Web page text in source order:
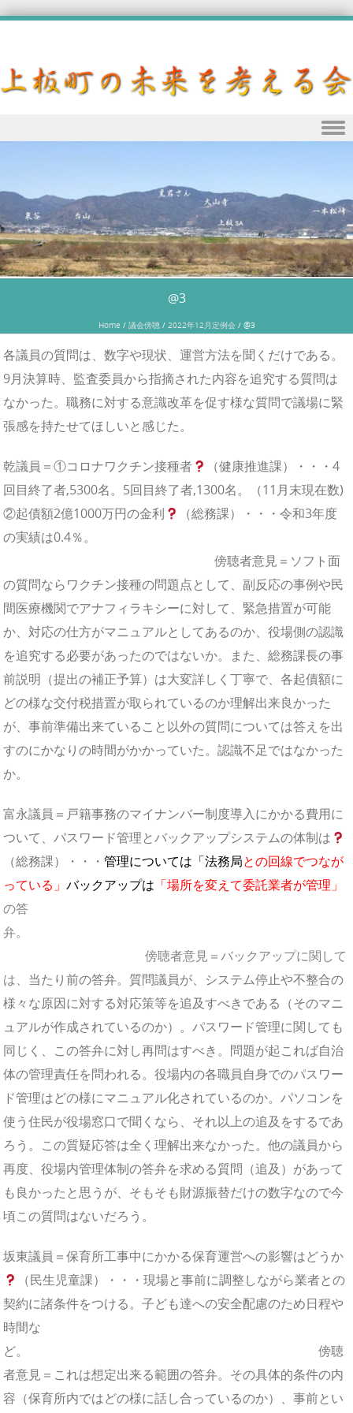
@3
Home /議会傍聴 /2022年12月定例会 /@3
各議員の質問は、数字や現状、運営方法を聞くだけである。
9月決算時、監査委員から指摘された内容を追究する質問は
なかった。職務に対する意識改革を促す様な質問で議場に緊
張感を持たせてほしいと感じた。
乾議員＝①コロナワクチン接種者
（健康推進課）・・・4
回目終了者,5300名。5回目終了者,1300名。（11月末現在数)
②起債額2億1000万円の金利
（総務課）・・・令和3年度
の実績は0.4％。
傍聴者意見＝ソフト面
の質問ならワクチン接種の問題点として、副反応の事例や民
間医療機関でアナフィラキシーに対して、緊急措置が可能
か、対応の仕方がマニュアルとしてあるのか、役場側の認識
を追究する必要があったのではないか。また、 総務課長の事
前説明（提出の補正予算）は大変詳しく丁寧で、各起債額に
どの様な交付税措置が取られているのか理解出来良かった
が、事前準備出来ていること以外の質問については答えを出
すのにかなりの時間がかかっていた。認識不足ではなかった
か。
富永議員＝戸籍事務のマイナンバー制度導入にかかる費用に
ついて、パスワード管理とバックアップシステムの体制は
（総務課）・・・ 管理については「法務局との回線でつなが
っている」 バックアップは 「場所を変えて委託業者が管理」
の答
弁。
傍聴者意見＝バックアップに関して
は、 当たり前の答弁。質問議員が、システム停止や不整合の
様々な原因に対する対応策等を追及すべきである（そのマニ
ュアルが作成されているのか）。パスワード管理に関しても
同じく、この答弁に対し再問はすべき。問題が起これば自治
体の管理責任を問われる。役場内の各職員自身でのパスワー
ド管理はどの様にマニュアル化されているのか。パソコンを
使う住民が役場窓口で聞くなら、それ以上の追及をするであ
ろう。この質疑応答は全く理解出来なかった。他の議員から
再度、役場内管理体制の答弁を求める質問（追及）があって
も良かったと思うが、そもそも財源振替だけの数字なので今
頃この質問はないだろう。
坂東議員＝保育所工事中にかかる保育運営への影響はどうか
（民生児童課）
・・・現場と事前に調整しながら業者との
契約に諸条件をつける。子ども達への安全配慮のため日程や
時間な
ど。 傍聴
者意見＝これは想定出来る範囲の答弁。その具体的条件の内
容（保育所内ではどの様に話し合っているのか）、事前とい